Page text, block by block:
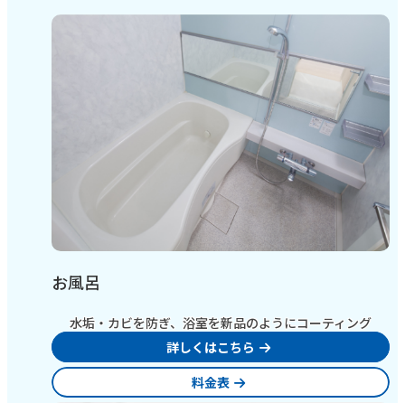
お風呂
水垢・カビを防ぎ、浴室を新品のようにコーティング
詳しくはこちら
料金表